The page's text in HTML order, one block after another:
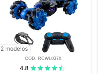
2 modelos
COD. RCWL037X
4.8